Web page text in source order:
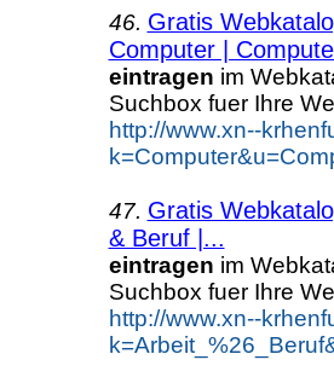
46. Gratis
Computer |
eintragen im
Suchbox fuer Ihre
http://www.xn--
47. Gratis
& Beruf |...
eintragen im
Suchbox fuer Ihre
http://www.xn--